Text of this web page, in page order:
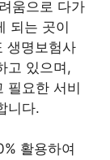
움으로 다가
되는 곳이
생명보험사
고 있으며,
필요한 서비
니다.
활용하여